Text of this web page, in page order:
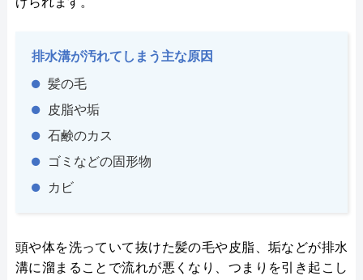
排水溝が汚れてしまう主な原因
髪の毛
皮脂や垢
石鹸のカス
ゴミなどの固形物
カビ
頭や体を洗っていて抜けた髪の毛や皮脂、垢などが排水
溝に溜まることで流れが悪くなり、つまりを引き起こし